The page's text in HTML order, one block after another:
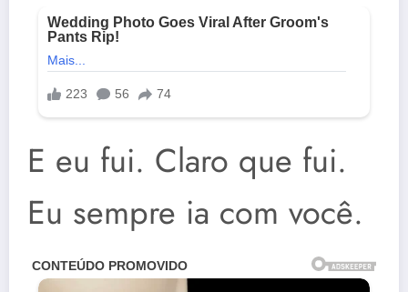
E eu fui. Claro que fui.
Eu sempre ia com você.